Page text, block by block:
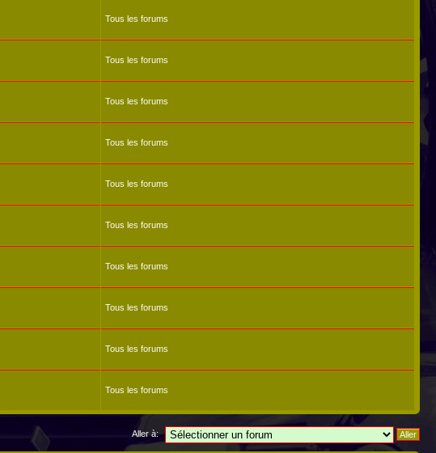
Tous les forums
Tous les forums
Tous les forums
Tous les forums
Tous les forums
Tous les forums
Tous les forums
Tous les forums
Tous les forums
Tous les forums
Aller à: